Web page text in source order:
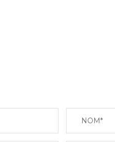
NOM*